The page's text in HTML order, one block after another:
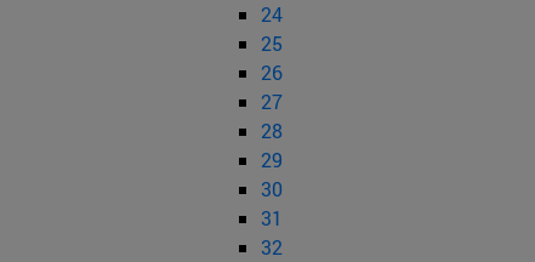
24
25
26
27
28
29
30
31
32